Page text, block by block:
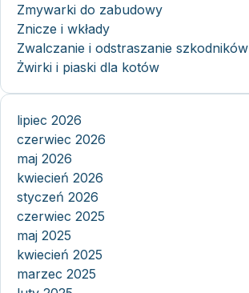
Zmywarki do zabudowy
Znicze i wkłady
Zwalczanie i odstraszanie szkodników
Żwirki i piaski dla kotów
lipiec 2026
czerwiec 2026
maj 2026
kwiecień 2026
styczeń 2026
czerwiec 2025
maj 2025
kwiecień 2025
marzec 2025